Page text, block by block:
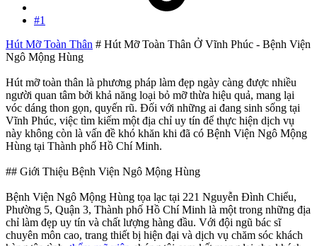
#1
Hút Mỡ Toàn Thân # Hút Mỡ Toàn Thân Ở Vĩnh Phúc - Bệnh Viện
Ngô Mộng Hùng
Hút mỡ toàn thân là phương pháp làm đẹp ngày càng được nhiều
người quan tâm bởi khả năng loại bỏ mỡ thừa hiệu quả, mang lại
vóc dáng thon gọn, quyến rũ. Đối với những ai đang sinh sống tại
Vĩnh Phúc, việc tìm kiếm một địa chỉ uy tín để thực hiện dịch vụ
này không còn là vấn đề khó khăn khi đã có Bệnh Viện Ngô Mộng
Hùng tại Thành phố Hồ Chí Minh.
## Giới Thiệu Bệnh Viện Ngô Mộng Hùng
Bệnh Viện Ngô Mộng Hùng tọa lạc tại 221 Nguyễn Đình Chiểu,
Phường 5, Quận 3, Thành phố Hồ Chí Minh là một trong những địa
chỉ làm đẹp uy tín và chất lượng hàng đầu. Với đội ngũ bác sĩ
chuyên môn cao, trang thiết bị hiện đại và dịch vụ chăm sóc khách